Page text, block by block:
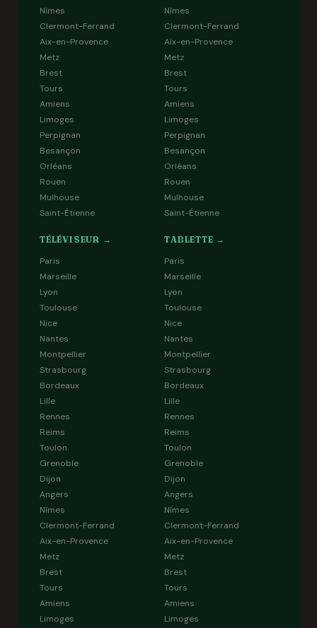
Nîmes
Clermont-Ferrand
Aix-en-Provence
Metz
Brest
Tours
Amiens
Limoges
Perpignan
Besançon
Orléans
Rouen
Mulhouse
Saint-Étienne
Nîmes
Clermont-Ferrand
Aix-en-Provence
Metz
Brest
Tours
Amiens
Limoges
Perpignan
Besançon
Orléans
Rouen
Mulhouse
Saint-Étienne
TÉLÉVISEUR →
Paris
Marseille
Lyon
Toulouse
Nice
Nantes
Montpellier
Strasbourg
Bordeaux
Lille
Rennes
Reims
Toulon
Grenoble
Dijon
Angers
Nîmes
Clermont-Ferrand
Aix-en-Provence
Metz
Brest
Tours
Amiens
Limoges
TABLETTE →
Paris
Marseille
Lyon
Toulouse
Nice
Nantes
Montpellier
Strasbourg
Bordeaux
Lille
Rennes
Reims
Toulon
Grenoble
Dijon
Angers
Nîmes
Clermont-Ferrand
Aix-en-Provence
Metz
Brest
Tours
Amiens
Limoges